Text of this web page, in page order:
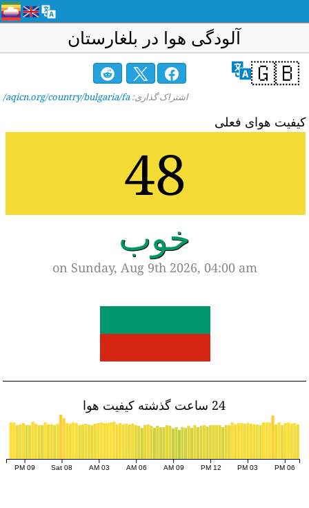
آلودگی هوا در بلغارستان
🇬🇧
اشتراک گذاری:aqicn.org/country/bulgaria/fa/
کیفیت هوای فعلی
48
خوب
on Sunday, Aug 9th 2026, 04:00 am
24 ساعت گذشته کیفیت هوا
09 PM Sat 08 03 AM 06 AM 09 AM 12 PM 03 PM 06 PM